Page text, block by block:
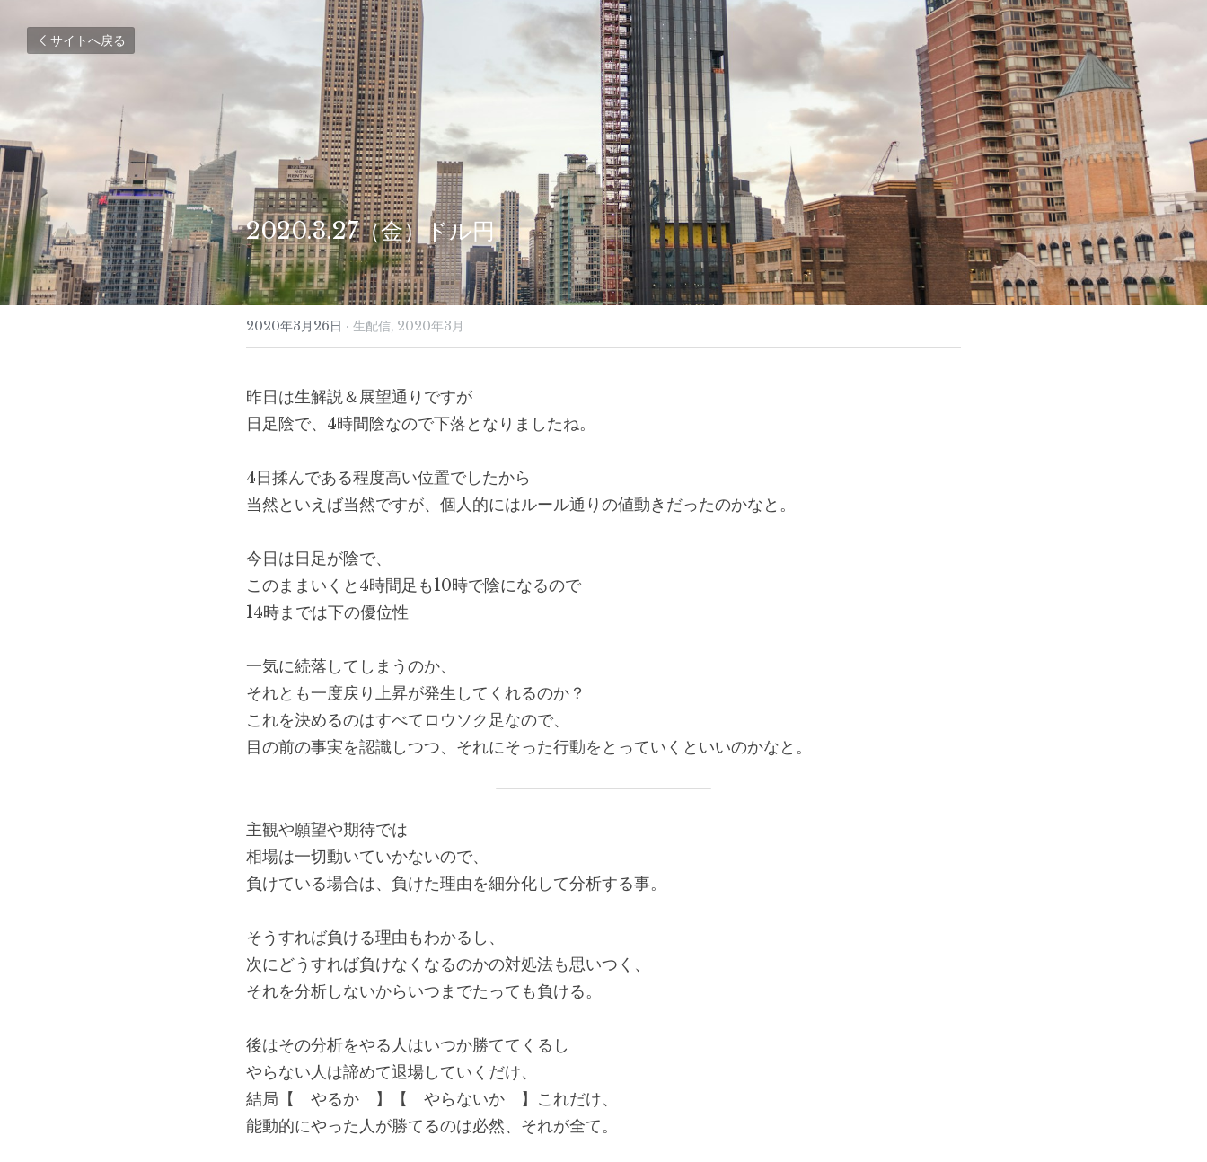
サイトへ戻る
2020.3.27（金）ドル円
2020年3月26日 · 生配信, 2020年3月
昨日は生解説＆展望通りですが
日足陰で、4時間陰なので下落となりましたね。
4日揉んである程度高い位置でしたから
当然といえば当然ですが、個人的にはルール通りの値動きだったのかなと。
今日は日足が陰で、
このままいくと4時間足も10時で陰になるので
14時までは下の優位性
一気に続落してしまうのか、
それとも一度戻り上昇が発生してくれるのか？
これを決めるのはすべてロウソク足なので、
目の前の事実を認識しつつ、それにそった行動をとっていくといいのかなと。
主観や願望や期待では
相場は一切動いていかないので、
負けている場合は、負けた理由を細分化して分析する事。
そうすれば負ける理由もわかるし、
次にどうすれば負けなくなるのかの対処法も思いつく、
それを分析しないからいつまでたっても負ける。
後はその分析をやる人はいつか勝ててくるし
やらない人は諦めて退場していくだけ、
結局【　やるか　】【　やらないか　】これだけ、
能動的にやった人が勝てるのは必然、それが全て。